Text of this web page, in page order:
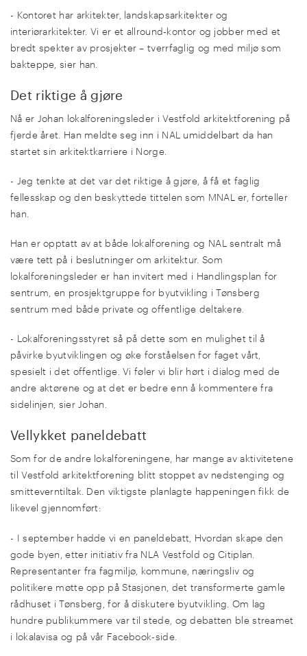
- Kontoret har arkitekter, landskapsarkitekter og
interiørarkitekter. Vi er et allround-kontor og jobber med et
bredt spekter av prosjekter – tverrfaglig og med miljø som
bakteppe, sier han.
Det riktige å gjøre
Nå er Johan lokalforeningsleder i Vestfold arkitektforening på
fjerde året. Han meldte seg inn i NAL umiddelbart da han
startet sin arkitektkarriere i Norge.
- Jeg tenkte at det var det riktige å gjøre, å få et faglig
fellesskap og den beskyttede tittelen som MNAL er, forteller
han.
Han er opptatt av at både lokalforening og NAL sentralt må
være tett på i beslutninger om arkitektur. Som
lokalforeningsleder er han invitert med i Handlingsplan for
sentrum, en prosjektgruppe for byutvikling i Tønsberg
sentrum med både private og offentlige deltakere.
- Lokalforeningsstyret så på dette som en mulighet til å
påvirke byutviklingen og øke forståelsen for faget vårt,
spesielt i det offentlige. Vi føler vi blir hørt i dialog med de
andre aktørene og at det er bedre enn å kommentere fra
sidelinjen, sier Johan.
Vellykket paneldebatt
Som for de andre lokalforeningene, har mange av aktivitetene
til Vestfold arkitektforening blitt stoppet av nedstenging og
smitteverntiltak. Den viktigste planlagte happeningen fikk de
likevel gjennomført:
- I september hadde vi en paneldebatt, Hvordan skape den
gode byen, etter initiativ fra NLA Vestfold og Citiplan.
Representanter fra fagmiljø, kommune, næringsliv og
politikere møtte opp på Stasjonen, det transformerte gamle
rådhuset i Tønsberg, for å diskutere byutvikling. Om lag
hundre publikummere var til stede, og debatten ble streamet
i lokalavisa og på vår Facebook-side.